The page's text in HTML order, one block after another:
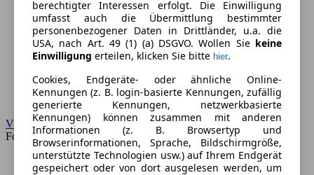
VW
Forum
berechtigter Interessen erfolgt. Die Einwilligung
umfasst auch die Übermittlung bestimmter
personenbezogener Daten in Drittländer, u.a. die
USA, nach Art. 49 (1) (a) DSGVO. Wollen Sie keine
Einwilligung erteilen, klicken Sie bitte hier.
Cookies, Endgeräte- oder ähnliche Online-
Kennungen (z. B. login-basierte Kennungen, zufällig
generierte Kennungen, netzwerkbasierte
Kennungen) können zusammen mit anderen
Informationen (z. B. Browsertyp und
Browserinformationen, Sprache, Bildschirmgröße,
unterstützte Technologien usw.) auf Ihrem Endgerät
gespeichert oder von dort ausgelesen werden, um